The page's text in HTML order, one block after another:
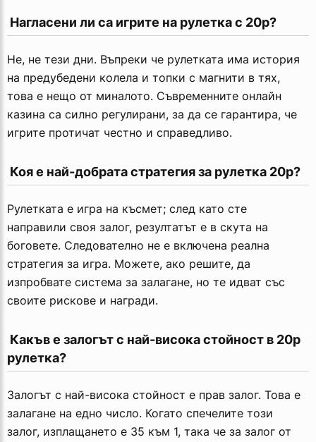
Нагласени ли са игрите на рулетка с 20p?
Не, не тези дни. Въпреки че рулетката има история
на предубедени колела и топки с магнити в тях,
това е нещо от миналото. Съвременните онлайн
казина са силно регулирани, за да се гарантира, че
игрите протичат честно и справедливо.
Коя е най-добрата стратегия за рулетка 20p?
Рулетката е игра на късмет; след като сте
направили своя залог, резултатът е в скута на
боговете. Следователно не е включена реална
стратегия за игра. Можете, ако решите, да
изпробвате система за залагане, но те идват със
своите рискове и награди.
Какъв е залогът с най-висока стойност в 20p
рулетка?
Залогът с най-висока стойност е прав залог. Това е
залагане на едно число. Когато спечелите този
залог, изплащането е 35 към 1, така че за залог от